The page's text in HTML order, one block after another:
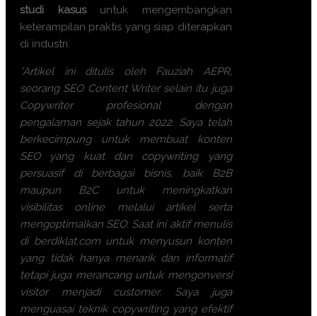
studi kasusuntuk mengembangkan
keterampilan praktis yang siap diterapkan
di industri.
*Artikel ini ditulis oleh Fauziah AEPR,
seorang SEO Content Writer selain itu juga
Copywriter profesional dengan
pengalaman sejak tahun 2022. Saya telah
berkecimpung untuk membuat konten
SEO yang kuat dan copywriting yang
persuasif di berbagai bisnis, baik B2B
maupun B2C untuk meningkatkan
visibilitas online melalui artikel serta
mengoptimalkan SEO. Saat ini aktif menulis
di berdiklat.com untuk menyusun konten
yang tidak hanya menarik dan informatif
tetapi juga merancang untuk mengonversi
visitor menjadi customer. Saya juga
menguasai teknik copywriting yang efektif